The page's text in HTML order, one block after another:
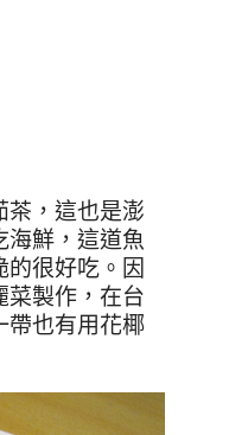
茶，這也是澎
海鮮，這道魚
很好吃。因
菜製作，在台
帶也有用花椰